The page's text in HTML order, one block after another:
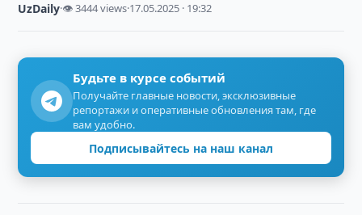
UzDaily·👁 3444 views·17.05.2025 · 19:32
Будьте в курсе событий
Получайте главные новости, эксклюзивные
репортажи и оперативные обновления там, где
вам удобно.
Подписывайтесь на наш канал